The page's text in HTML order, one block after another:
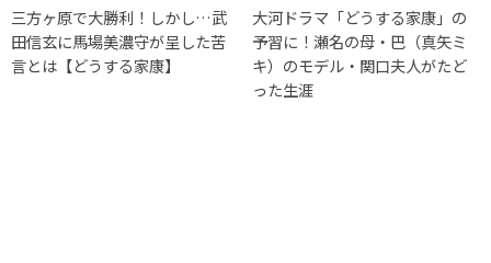
三方ヶ原で大勝利！しかし…武
田信玄に馬場美濃守が呈した苦
言とは【どうする家康】
大河ドラマ「どうする家康」の
予習に！瀬名の母・巴（真矢ミ
キ）のモデル・関口夫人がたど
った生涯